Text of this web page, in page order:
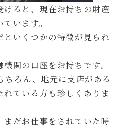
けると、現在お持ちの財産
います。
いくつかの特徴が見られ
関の口座をお持ちです。
ちろん、地元に支店がある
ている方も珍しくありま
だお仕事をされていた時